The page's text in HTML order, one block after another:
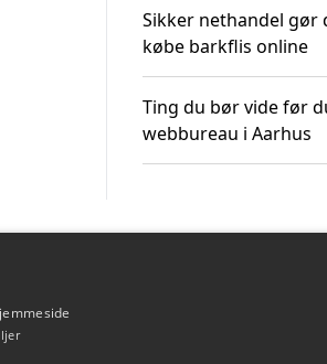
Sikker nethandel gør
købe barkflis online
Ting du bør vide før
webbureau i Aarhus